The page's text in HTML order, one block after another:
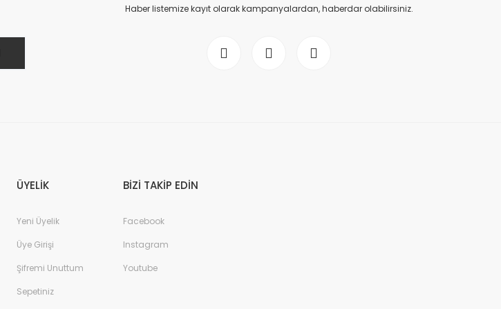
Haber listemize kayıt olarak kampanyalardan, haberdar olabilirsiniz.
ÜYELİK
Yeni Üyelik
Üye Girişi
Şifremi Unuttum
Sepetiniz
BİZİ TAKİP EDİN
Facebook
Instagram
Youtube